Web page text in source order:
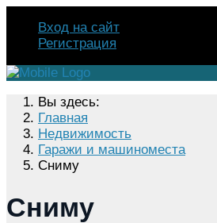
Вход на сайт
Регистрация
Вы здесь:
Главная
Недвижимость
Гаражи и машиноместа
Сниму
Сниму